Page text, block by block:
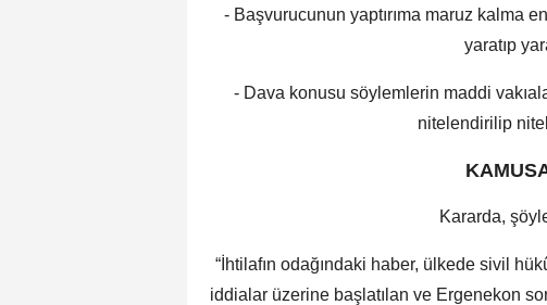
- Başvurucunun yaptırıma maruz kalma
yaratıp
- Dava konusu söylemlerin maddi
nitelendirilip
Kararda,
“İhtilafın odağındaki haber, ülkede sivil
iddialar üzerine başlatılan ve Ergenekon